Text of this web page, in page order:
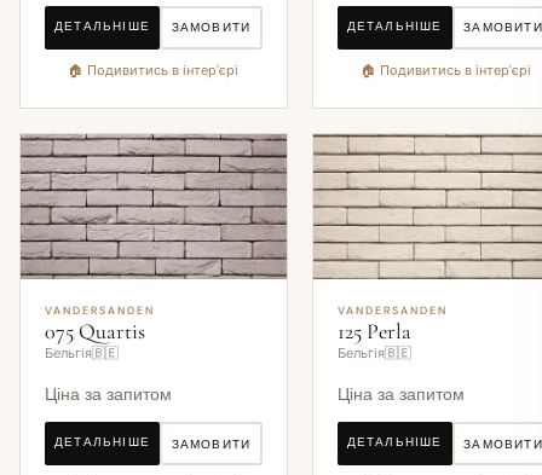
ДЕТАЛЬНІШЕ ЗАМОВИТИ
🏠 Подивитись в інтер'єрі
ДЕТАЛЬНІШЕ ЗАМОВИТИ
🏠 Подивитись в інтер'єрі
VANDERSANDEN
075 Quartis
Бельгія🇧🇪
Ціна за запитом
ДЕТАЛЬНІШЕ ЗАМОВИТИ
VANDERSANDEN
125 Perla
Бельгія🇧🇪
Ціна за запитом
ДЕТАЛЬНІШЕ ЗАМОВИТИ